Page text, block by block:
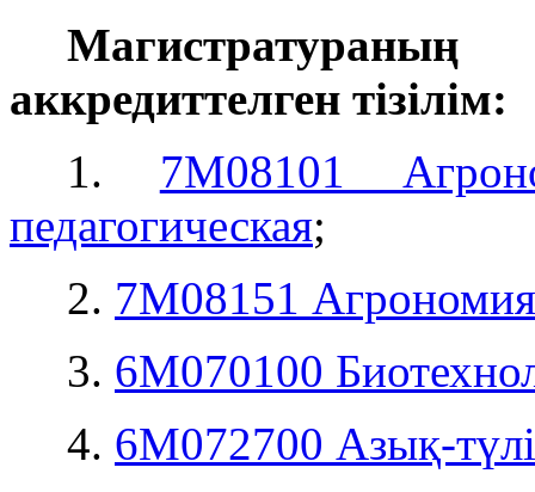
аккредиттелген тізілім:
1. 7М08101
педагогическая;
2. 7М08151 Агрономия
3. 6М070100
4. 6М072700 Азық-